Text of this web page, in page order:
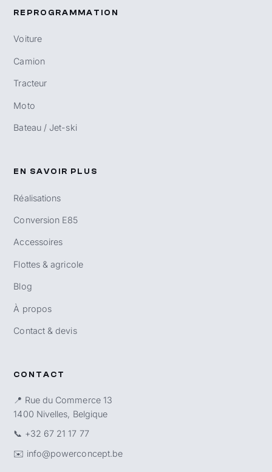
REPROGRAMMATION
Voiture
Camion
Tracteur
Moto
Bateau / Jet-ski
EN SAVOIR PLUS
Réalisations
Conversion E85
Accessoires
Flottes & agricole
Blog
À propos
Contact & devis
CONTACT
📍 Rue du Commerce 13
1400 Nivelles, Belgique
📞 +32 67 21 17 77
✉️ info@powerconcept.be